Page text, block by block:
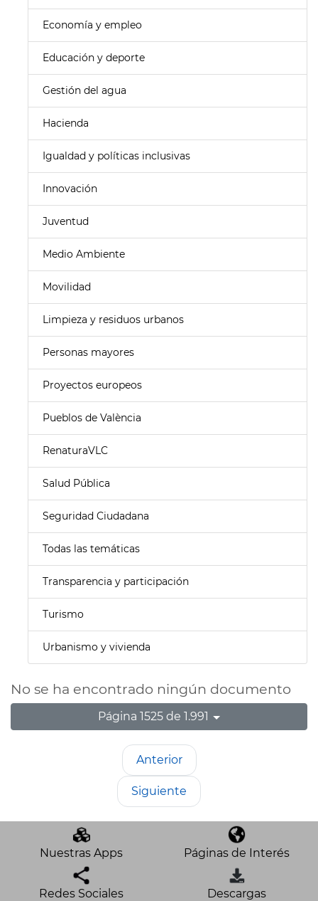
Economía y empleo
Educación y deporte
Gestión del agua
Hacienda
Igualdad y políticas inclusivas
Innovación
Juventud
Medio Ambiente
Movilidad
Limpieza y residuos urbanos
Personas mayores
Proyectos europeos
Pueblos de València
RenaturaVLC
Salud Pública
Seguridad Ciudadana
Todas las temáticas
Transparencia y participación
Turismo
Urbanismo y vivienda
No se ha encontrado ningún documento
Página 1525 de 1.991
Anterior
Siguiente
Nuestras Apps Páginas de Interés
Redes Sociales Descargas